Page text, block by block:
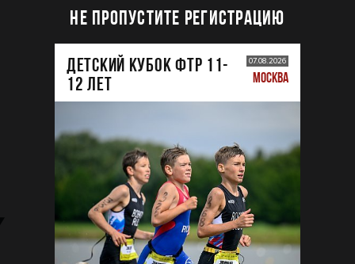
НЕ ПРОПУСТИТЕ РЕГИСТРАЦИЮ
ДЕТСКИЙ КУБОК ФТР 11-
12 лет
07.08.2026
МОСКВА